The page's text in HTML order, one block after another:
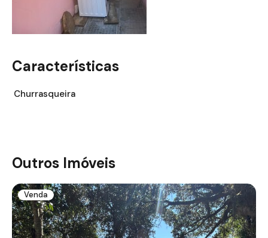
Características
Churrasqueira
Outros Imóveis
Venda